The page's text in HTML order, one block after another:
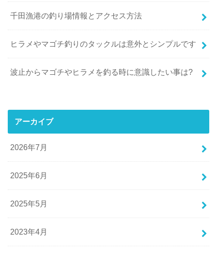
千田漁港の釣り場情報とアクセス方法
ヒラメやマゴチ釣りのタックルは意外とシンプルです
波止からマゴチやヒラメを釣る時に意識したい事は?
アーカイブ
2026年7月
2025年6月
2025年5月
2023年4月